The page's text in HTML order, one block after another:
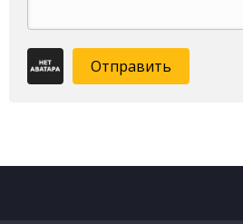
Отправить